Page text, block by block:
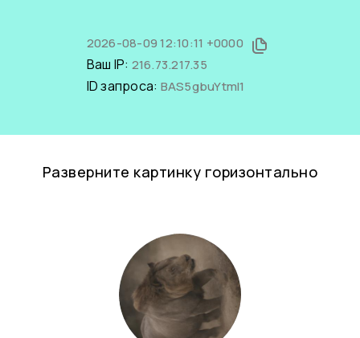
2026-08-09 12:10:11 +0000
Ваш IP: 216.73.217.35
ID запроса: BAS5gbuYtmI1
Разверните картинку горизонтально